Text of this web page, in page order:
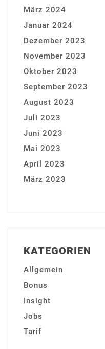
März 2024
Januar 2024
Dezember 2023
November 2023
Oktober 2023
September 2023
August 2023
Juli 2023
Juni 2023
Mai 2023
April 2023
März 2023
KATEGORIEN
Allgemein
Bonus
Insight
Jobs
Tarif